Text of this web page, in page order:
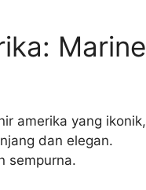
Marine
amerika yang ikonik,
dan elegan.
sempurna.